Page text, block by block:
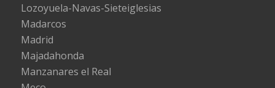
Lozoyuela-Navas-Sieteiglesias
Madarcos
Madrid
Majadahonda
Manzanares el Real